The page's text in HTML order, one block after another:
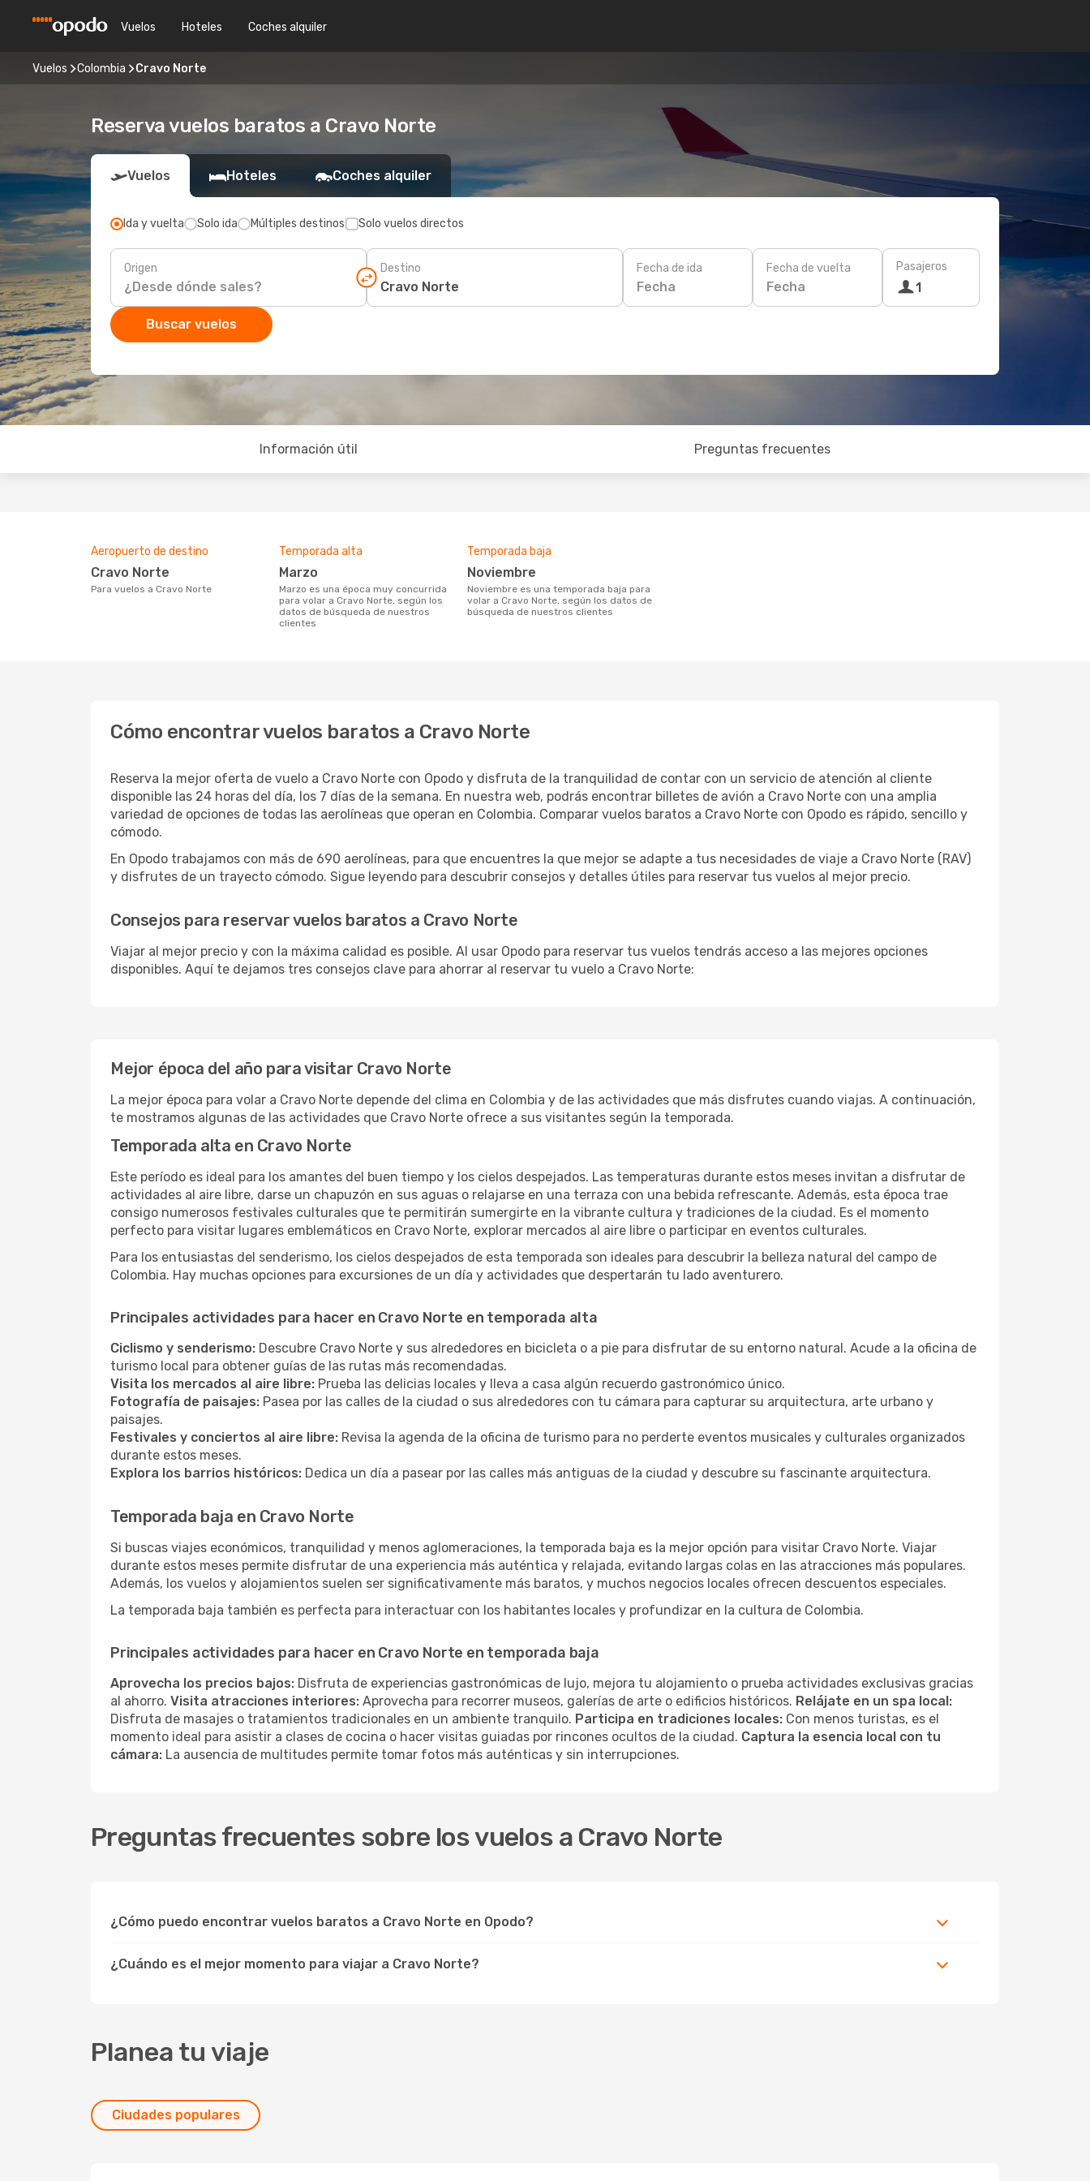
Vuelos Hoteles Coches alquiler
Vuelos Colombia Cravo Norte
Reserva vuelos baratos a Cravo Norte
Vuelos Hoteles Coches alquiler
Ida y vuelta Solo ida Múltiples destinos Solo vuelos directos
Origen Destino Fecha de ida
Fecha
Fecha de vuelta
Fecha
Pasajeros
1
Buscar vuelos
Información útil Preguntas frecuentes
Aeropuerto de destino
Cravo Norte
Para vuelos a Cravo Norte
Temporada alta
marzo
marzo es una época muy concurrida
para volar a Cravo Norte, según los
datos de búsqueda de nuestros
clientes
Temporada baja
noviembre
noviembre es una temporada baja para
volar a Cravo Norte, según los datos de
búsqueda de nuestros clientes
Cómo encontrar vuelos baratos a Cravo Norte
Reserva la mejor oferta de vuelo a Cravo Norte con Opodo y disfruta de la tranquilidad de contar con un servicio de atención al cliente
disponible las 24 horas del día, los 7 días de la semana. En nuestra web, podrás encontrar billetes de avión a Cravo Norte con una amplia
variedad de opciones de todas las aerolíneas que operan en Colombia. Comparar vuelos baratos a Cravo Norte con Opodo es rápido, sencillo y
cómodo.
En Opodo trabajamos con más de 690 aerolíneas, para que encuentres la que mejor se adapte a tus necesidades de viaje a Cravo Norte (RAV)
y disfrutes de un trayecto cómodo. Sigue leyendo para descubrir consejos y detalles útiles para reservar tus vuelos al mejor precio.
Consejos para reservar vuelos baratos a Cravo Norte
Viajar al mejor precio y con la máxima calidad es posible. Al usar Opodo para reservar tus vuelos tendrás acceso a las mejores opciones
disponibles. Aquí te dejamos tres consejos clave para ahorrar al reservar tu vuelo a Cravo Norte:
Mejor época del año para visitar Cravo Norte
La mejor época para volar a Cravo Norte depende del clima en Colombia y de las actividades que más disfrutes cuando viajas. A continuación,
te mostramos algunas de las actividades que Cravo Norte ofrece a sus visitantes según la temporada.
Temporada alta en Cravo Norte
Este período es ideal para los amantes del buen tiempo y los cielos despejados. Las temperaturas durante estos meses invitan a disfrutar de
actividades al aire libre, darse un chapuzón en sus aguas o relajarse en una terraza con una bebida refrescante. Además, esta época trae
consigo numerosos festivales culturales que te permitirán sumergirte en la vibrante cultura y tradiciones de la ciudad. Es el momento
perfecto para visitar lugares emblemáticos en Cravo Norte, explorar mercados al aire libre o participar en eventos culturales.
Para los entusiastas del senderismo, los cielos despejados de esta temporada son ideales para descubrir la belleza natural del campo de
Colombia. Hay muchas opciones para excursiones de un día y actividades que despertarán tu lado aventurero.
Principales actividades para hacer en Cravo Norte en temporada alta
Ciclismo y senderismo: Descubre Cravo Norte y sus alrededores en bicicleta o a pie para disfrutar de su entorno natural. Acude a la oficina de
turismo local para obtener guías de las rutas más recomendadas.
Visita los mercados al aire libre: Prueba las delicias locales y lleva a casa algún recuerdo gastronómico único.
Fotografía de paisajes: Pasea por las calles de la ciudad o sus alrededores con tu cámara para capturar su arquitectura, arte urbano y
paisajes.
Festivales y conciertos al aire libre: Revisa la agenda de la oficina de turismo para no perderte eventos musicales y culturales organizados
durante estos meses.
Explora los barrios históricos: Dedica un día a pasear por las calles más antiguas de la ciudad y descubre su fascinante arquitectura.
Temporada baja en Cravo Norte
Si buscas viajes económicos, tranquilidad y menos aglomeraciones, la temporada baja es la mejor opción para visitar Cravo Norte. Viajar
durante estos meses permite disfrutar de una experiencia más auténtica y relajada, evitando largas colas en las atracciones más populares.
Además, los vuelos y alojamientos suelen ser significativamente más baratos, y muchos negocios locales ofrecen descuentos especiales.
La temporada baja también es perfecta para interactuar con los habitantes locales y profundizar en la cultura de Colombia.
Principales actividades para hacer en Cravo Norte en temporada baja
Aprovecha los precios bajos: Disfruta de experiencias gastronómicas de lujo, mejora tu alojamiento o prueba actividades exclusivas gracias
al ahorro. Visita atracciones interiores: Aprovecha para recorrer museos, galerías de arte o edificios históricos. Relájate en un spa local:
Disfruta de masajes o tratamientos tradicionales en un ambiente tranquilo. Participa en tradiciones locales: Con menos turistas, es el
momento ideal para asistir a clases de cocina o hacer visitas guiadas por rincones ocultos de la ciudad. Captura la esencia local con tu
cámara: La ausencia de multitudes permite tomar fotos más auténticas y sin interrupciones.
Preguntas frecuentes sobre los vuelos a Cravo Norte
¿Cómo puedo encontrar vuelos baratos a Cravo Norte en Opodo?
¿Cuándo es el mejor momento para viajar a Cravo Norte?
Planea tu viaje
Ciudades populares